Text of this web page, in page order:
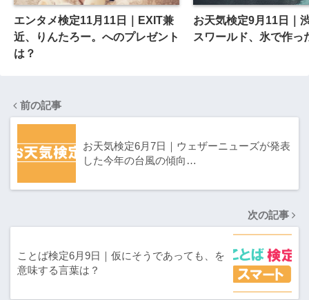
エンタメ検定11月11日｜EXIT兼
近、りんたろー。へのプレゼント
は？
お天気検定9月11日｜
スワールド、氷で作っ
前の記事
お天気検定6月7日｜ウェザーニューズが発表
した今年の台風の傾向…
次の記事
ことば検定6月9日｜仮にそうであっても、を
意味する言葉は？